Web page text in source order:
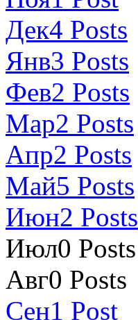
Дек4 Posts
Янв3 Posts
Фев2 Posts
Мар2 Posts
Апр2 Posts
Май5 Posts
Июн2 Posts
Июл0 Posts
Авг0 Posts
Сен1 Post